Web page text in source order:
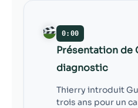
0:00
Présentation de
diagnostic
Thierry introduit
trois ans pour un